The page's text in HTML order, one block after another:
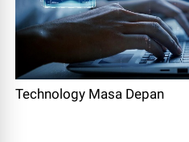
Technology Masa Depan